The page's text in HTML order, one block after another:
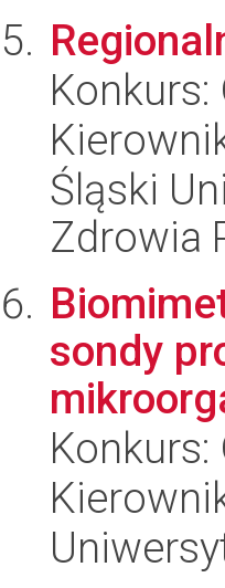
Konkurs:
Śląski
Zdrowia
sondy
Konkurs: